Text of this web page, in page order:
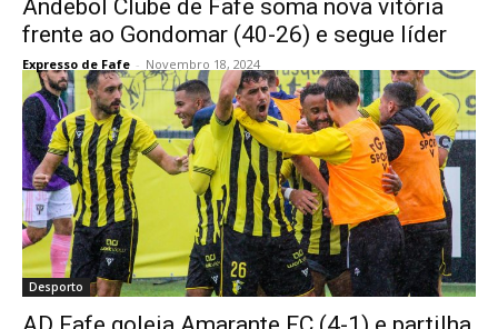
Andebol Clube de Fafe soma nova vitória
frente ao Gondomar (40-26) e segue líder
Expresso de Fafe - Novembro 18, 2024
Desporto